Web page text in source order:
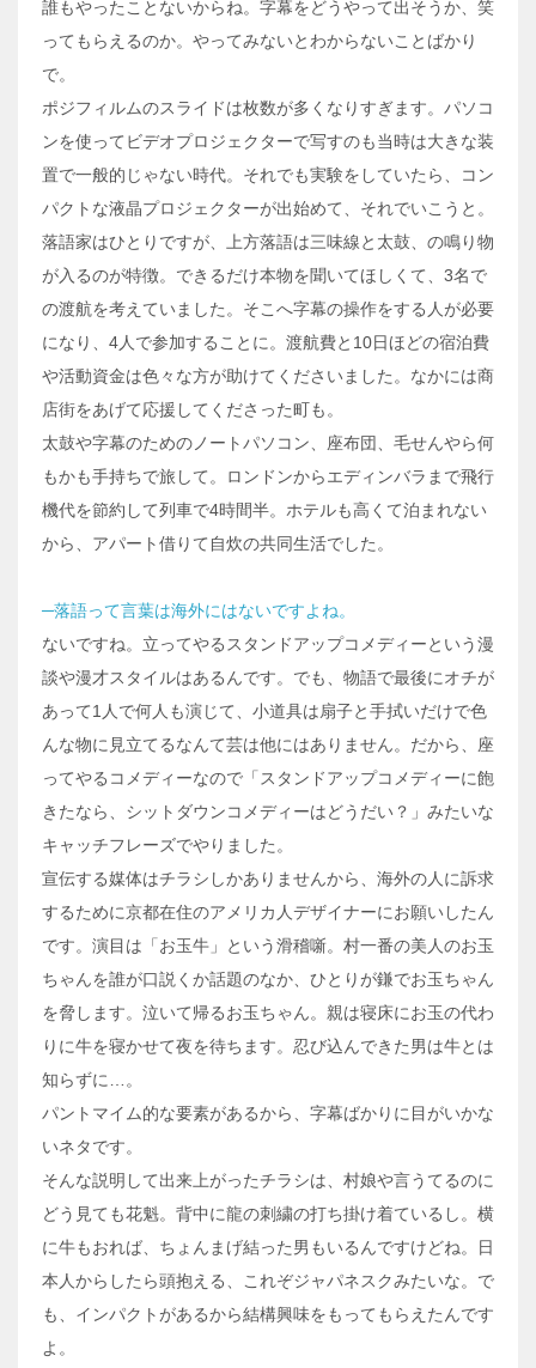
誰もやったことないからね。字幕をどうやって出そうか、笑
ってもらえるのか。やってみないとわからないことばかり
で。
ポジフィルムのスライドは枚数が多くなりすぎます。パソコ
ンを使ってビデオプロジェクターで写すのも当時は大きな装
置で一般的じゃない時代。それでも実験をしていたら、コン
パクトな液晶プロジェクターが出始めて、それでいこうと。
落語家はひとりですが、上方落語は三味線と太鼓、の鳴り物
が入るのが特徴。できるだけ本物を聞いてほしくて、3名で
の渡航を考えていました。そこへ字幕の操作をする人が必要
になり、4人で参加することに。渡航費と10日ほどの宿泊費
や活動資金は色々な方が助けてくださいました。なかには商
店街をあげて応援してくださった町も。
太鼓や字幕のためのノートパソコン、座布団、毛せんやら何
もかも手持ちで旅して。ロンドンからエディンバラまで飛行
機代を節約して列車で4時間半。ホテルも高くて泊まれない
から、アパート借りて自炊の共同生活でした。
─落語って言葉は海外にはないですよね。
ないですね。立ってやるスタンドアップコメディーという漫
談や漫才スタイルはあるんです。でも、物語で最後にオチが
あって1人で何人も演じて、小道具は扇子と手拭いだけで色
んな物に見立てるなんて芸は他にはありません。だから、座
ってやるコメディーなので「スタンドアップコメディーに飽
きたなら、シットダウンコメディーはどうだい？」みたいな
キャッチフレーズでやりました。
宣伝する媒体はチラシしかありませんから、海外の人に訴求
するために京都在住のアメリカ人デザイナーにお願いしたん
です。演目は「お玉牛」という滑稽噺。村一番の美人のお玉
ちゃんを誰が口説くか話題のなか、ひとりが鎌でお玉ちゃん
を脅します。泣いて帰るお玉ちゃん。親は寝床にお玉の代わ
りに牛を寝かせて夜を待ちます。忍び込んできた男は牛とは
知らずに…。
パントマイム的な要素があるから、字幕ばかりに目がいかな
いネタです。
そんな説明して出来上がったチラシは、村娘や言うてるのに
どう見ても花魁。背中に龍の刺繍の打ち掛け着ているし。横
に牛もおれば、ちょんまげ結った男もいるんですけどね。日
本人からしたら頭抱える、これぞジャパネスクみたいな。で
も、インパクトがあるから結構興味をもってもらえたんです
よ。